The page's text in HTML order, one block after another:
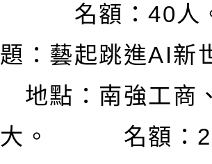
名額：40人
題：藝起跳進AI
地點：南強工商
大。 名額：